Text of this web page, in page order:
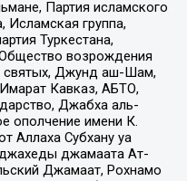
Партия исламского
группа,
Туркестана,
возрождения
святых, Джунд аш-Шам,
Кавказ, АБТО,
Джабха аль-
ополчение имени К.
Аллаха Субхану уа
джамаата Ат-
Джамаат, Рохнамо